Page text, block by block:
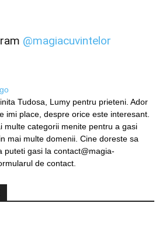
@magiacuvintelor
Tudosa, Lumy pentru prieteni. Ador
imi place, despre orice este interesant.
multe categorii menite pentru a gasi
mai multe domenii. Cine doreste sa
puteti gasi la contact@magia-
de contact.